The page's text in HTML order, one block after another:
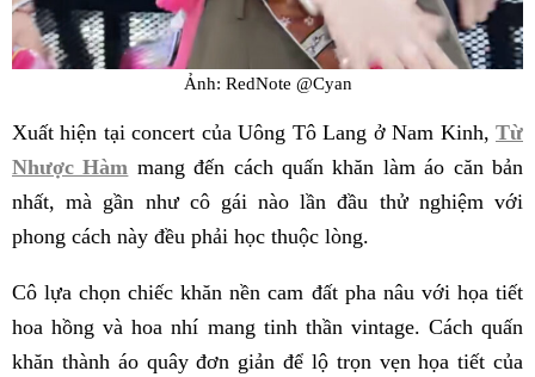
Ảnh: RedNote @Cyan
Xuất hiện tại concert của Uông Tô Lang ở Nam Kinh, Từ
Nhược Hàm mang đến cách quấn khăn làm áo căn bản
nhất, mà gần như cô gái nào lần đầu thử nghiệm với
phong cách này đều phải học thuộc lòng.
Cô lựa chọn chiếc khăn nền cam đất pha nâu với họa tiết
hoa hồng và hoa nhí mang tinh thần vintage. Cách quấn
khăn thành áo quây đơn giản để lộ trọn vẹn họa tiết của